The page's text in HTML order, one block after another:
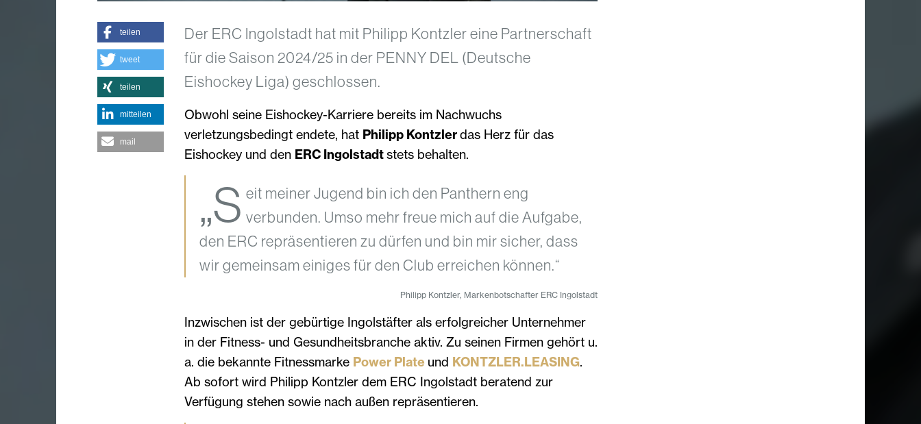
Der ERC Ingolstadt hat mit Philipp Kontzler eine Partnerschaft
für die Saison 2024/25 in der PENNY DEL (Deutsche
Eishockey Liga) geschlossen.
Obwohl seine Eishockey-Karriere bereits im Nachwuchs
verletzungsbedingt endete, hat Philipp Kontzlerdas Herz für das
Eishockey und den ERC Ingolstadtstets behalten.
„S eit meiner Jugend bin ich den Panthern eng
verbunden. Umso mehr freue mich auf die Aufgabe,
den ERC repräsentieren zu dürfen und bin mir sicher, dass
wir gemeinsam einiges für den Club erreichen können.“
Philipp Kontzler, Markenbotschafter ERC Ingolstadt
Inzwischen ist der gebürtige Ingolstäfter als erfolgreicher Unternehmer
in der Fitness- und Gesundheitsbranche aktiv. Zu seinen Firmen gehört u.
a. die bekannte Fitnessmarke Power Plate und KONTZLER.LEASING.
Ab sofort wird Philipp Kontzler dem ERC Ingolstadt beratend zur
Verfügung stehen sowie nach außen repräsentieren.
teilen
tweet
teilen
mitteilen
mail